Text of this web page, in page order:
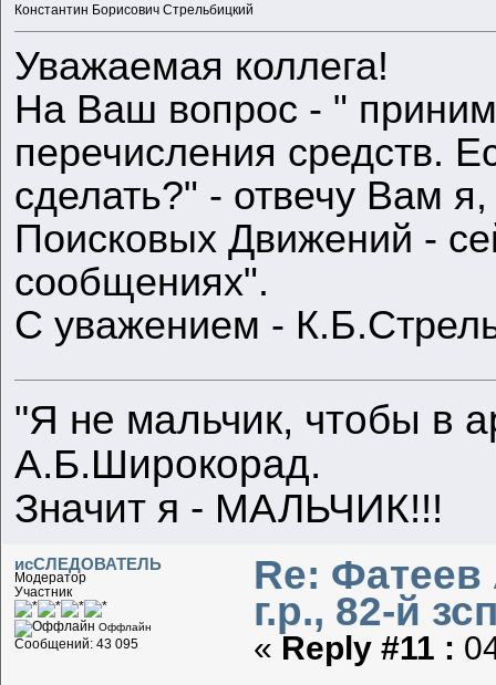
Константин Борисович Стрельбицкий
Уважаемая коллега!
На Ваш вопрос - "
перечисления средств.
сделать?" - отвечу Вам
Поисковых Движений -
сообщениях".
С уважением -
"Я не мальчик, чтобы в
А.Б.Широкорад.
Значит я - МАЛЬЧИК!!!
исСЛЕДОВАТЕЛЬ
Модератор
Участник
Оффлайн
Сообщений: 43 095
Re:
г.р., 82-й
« Reply #11 :